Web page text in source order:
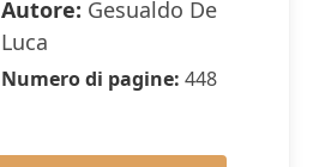
Autore: Gesualdo De
Luca
Numero di pagine: 448